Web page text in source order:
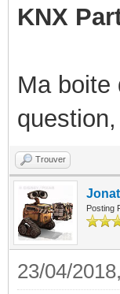
KNX
Ma boite
Trouver
Posting
23/04/